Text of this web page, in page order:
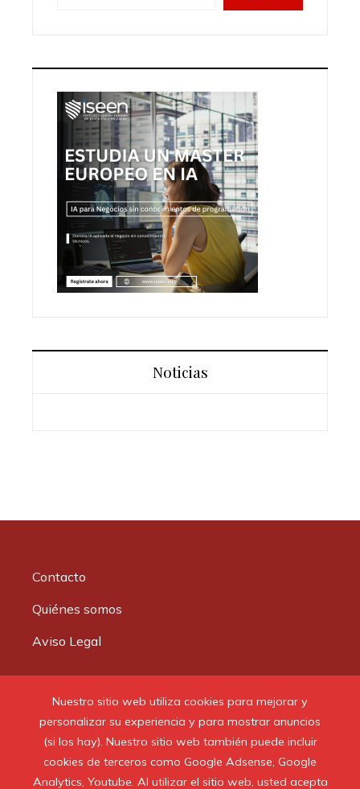
Nuestro sitio web utiliza cookies para mejorar y
personalizar su experiencia y para mostrar anuncios
(si los hay). Nuestro sitio web también puede incluir
cookies de terceros como Google Adsense, Google
Analytics, Youtube. Al utilizar el sitio web, usted acepta
Noticias
Contacto
Quiénes somos
Aviso Legal